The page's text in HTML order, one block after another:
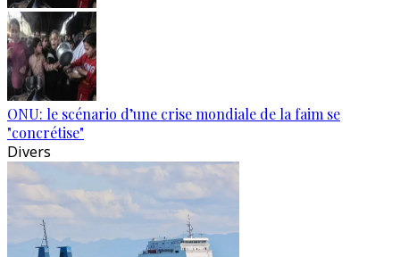
ONU: le scénario d’une crise mondiale de la faim se
"concrétise"
Divers